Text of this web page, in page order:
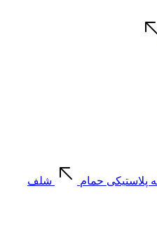
پلاستیکی حمام شلف